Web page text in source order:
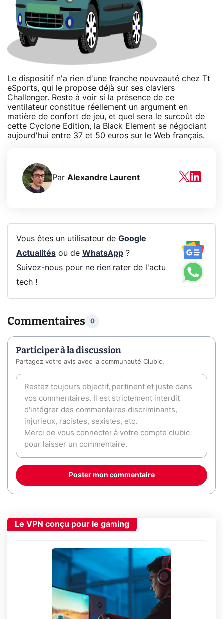
Le dispositif n'a rien d'une franche nouveauté chez Tt
eSports, qui le propose déjà sur ses claviers
Challenger. Reste à voir si la présence de ce
ventilateur constitue réellement un argument en
matière de confort de jeu, et quel sera le surcoût de
cette Cyclone Edition, la Black Element se négociant
aujourd'hui entre 37 et 50 euros sur le Web français.
Par Alexandre Laurent
Vous êtes un utilisateur de Google
Actualitésou de WhatsApp?
Suivez-nous pour ne rien rater de l'actu
tech !
Commentaires 0
Participer à la discussion
Partagez votre avis avec la communauté Clubic.
Poster mon commentaire
Le VPN conçu pour le gaming